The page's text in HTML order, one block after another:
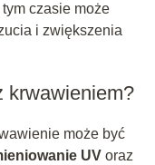
czasie może
i zwiększenia
krwawieniem?
może być
UVoraz